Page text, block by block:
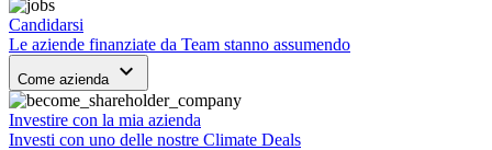
Candidarsi
Le aziende finanziate da Team stanno assumendo
Come azienda keyboard_arrow_down
Investire con la mia azienda
Investi con uno delle nostre Climate Deals